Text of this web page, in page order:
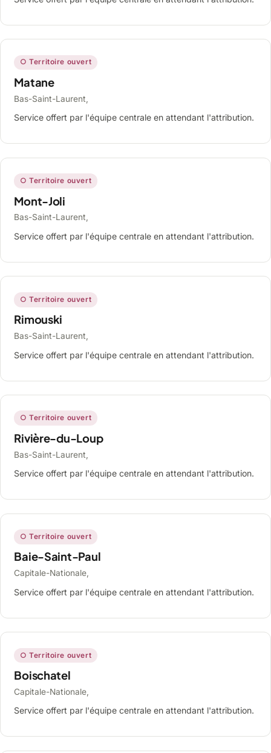
○ Territoire ouvert
Matane
Bas-Saint-Laurent,
Service offert par l'équipe centrale en attendant l'attribution.
○ Territoire ouvert
Mont-Joli
Bas-Saint-Laurent,
Service offert par l'équipe centrale en attendant l'attribution.
○ Territoire ouvert
Rimouski
Bas-Saint-Laurent,
Service offert par l'équipe centrale en attendant l'attribution.
○ Territoire ouvert
Rivière-du-Loup
Bas-Saint-Laurent,
Service offert par l'équipe centrale en attendant l'attribution.
○ Territoire ouvert
Baie-Saint-Paul
Capitale-Nationale,
Service offert par l'équipe centrale en attendant l'attribution.
○ Territoire ouvert
Boischatel
Capitale-Nationale,
Service offert par l'équipe centrale en attendant l'attribution.